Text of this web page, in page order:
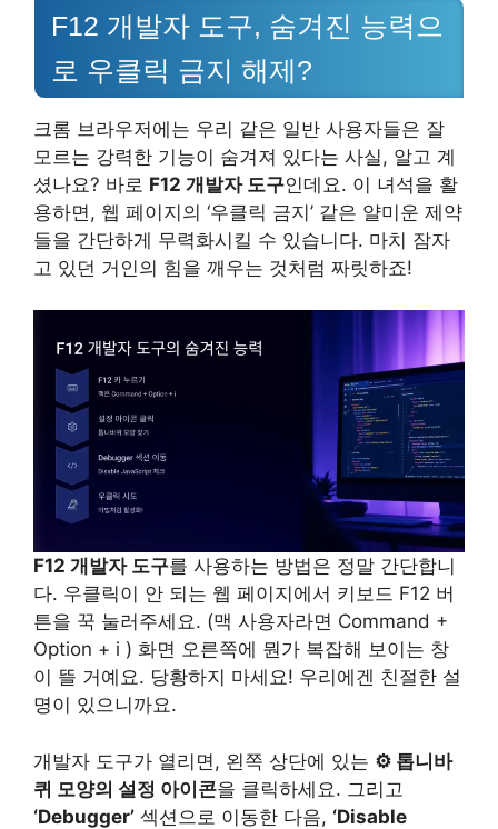
F12 개발자 도구, 숨겨진 능력으
로 우클릭 금지 해제?
크롬 브라우저에는 우리 같은 일반 사용자들은 잘
모르는 강력한 기능이 숨겨져 있다는 사실, 알고 계
셨나요? 바로 F12 개발자 도구인데요. 이 녀석을 활
용하면, 웹 페이지의 ‘우클릭 금지’ 같은 얄미운 제약
들을 간단하게 무력화시킬 수 있습니다. 마치 잠자
고 있던 거인의 힘을 깨우는 것처럼 짜릿하죠!
F12 개발자 도구를 사용하는 방법은 정말 간단합니
다. 우클릭이 안 되는 웹 페이지에서 키보드 F12 버
튼을 꾹 눌러주세요. (맥 사용자라면 Command +
Option + i ) 화면 오른쪽에 뭔가 복잡해 보이는 창
이 뜰 거예요. 당황하지 마세요! 우리에겐 친절한 설
명이 있으니까요.
개발자 도구가 열리면, 왼쪽 상단에 있는 ⚙️ 톱니바
퀴 모양의 설정 아이콘을 클릭하세요. 그리고
‘Debugger’ 섹션으로 이동한 다음, ‘Disable